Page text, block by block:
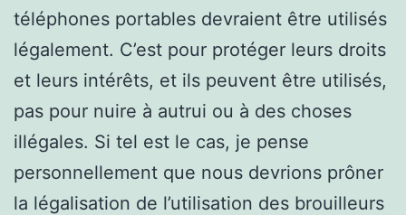
téléphones portables devraient être utilisés
légalement. C’est pour protéger leurs droits
et leurs intérêts, et ils peuvent être utilisés,
pas pour nuire à autrui ou à des choses
illégales. Si tel est le cas, je pense
personnellement que nous devrions prôner
la légalisation de l’utilisation des brouilleurs